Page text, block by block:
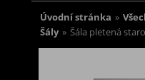
Úvodní stránka »
Šály » Šála pletená